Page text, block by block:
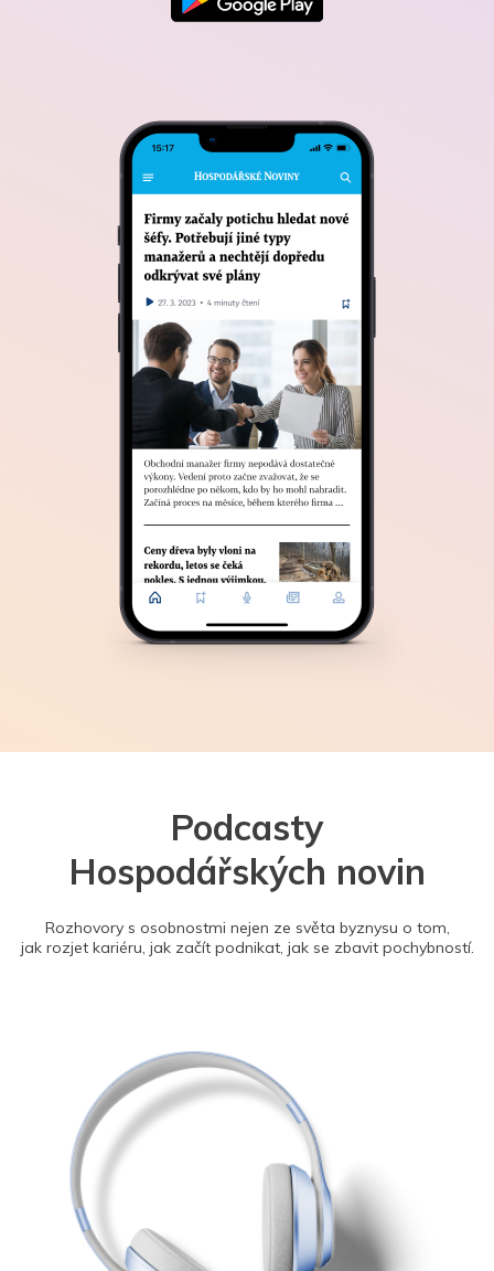
Podcasty
Hospodářských novin
Rozhovory s osobnostmi nejen ze světa byznysu o tom,
jak rozjet kariéru, jak začít podnikat, jak se zbavit pochybností.